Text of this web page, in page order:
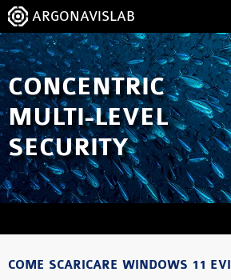
ARGONAVISLAB
CONCENTRIC
MULTI-LEVEL
SECURITY
COME SCARICARE WINDOWS 11